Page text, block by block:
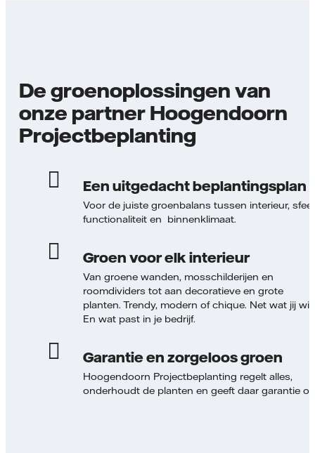
De groenoplossingen van
onze partner Hoogendoorn
Projectbeplanting
Een uitgedacht beplantingsplan
Voor de juiste groenbalans tussen interieur,
functionaliteit en binnenklimaat.
Groen voor elk interieur
Van groene wanden, mosschilderijen en
roomdividers tot aan decoratieve en grote
planten. Trendy, modern of chique. Net wat jij
En wat past in je bedrijf.
Garantie en zorgeloos groen
Hoogendoorn Projectbeplanting regelt alles,
onderhoudt de planten en geeft daar garantie